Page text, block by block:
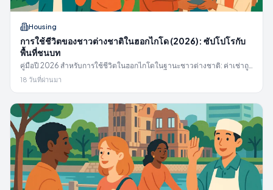
Housing
การใช้ชีวิตของชาวต่างชาติในฮอกไกโด (2026): ซัปโปโรกับ
พื้นที่ชนบท
คู่มือปี 2026 สำหรับการใช้ชีวิตในฮอกไกโดในฐานะชาวต่างชาติ: ค่าเช่าถูก
ในซัปโปโรเทียบกับงานฟาร์มและประมงในชนบท ค่าใช้จ่ายทำความร้อนใน
ฤดูหนาวที่แท้จริง และสถานที่ขอความช่วยเหลือ
18 วันที่ผ่านมา